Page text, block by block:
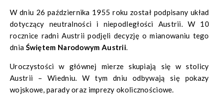
W dniu 26 października 1955 roku został podpisany układ
dotyczący neutralności i niepodległości Austrii. W 10
rocznice radni Austrii podjęli decyzję o mianowaniu tego
dnia Świętem Narodowym Austrii.
Uroczystości w głównej mierze skupiają się w stolicy
Austrii – Wiedniu. W tym dniu odbywają się pokazy
wojskowe, parady oraz imprezy okolicznościowe.